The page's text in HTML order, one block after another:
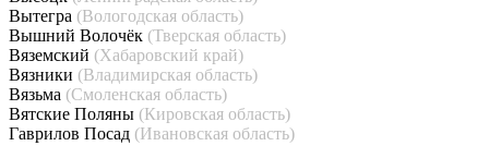
Вытегра (Вологодская область)
Вышний Волочёк (Тверская область)
Вяземский (Хабаровский край)
Вязники (Владимирская область)
Вязьма (Смоленская область)
Вятские Поляны (Кировская область)
Гаврилов Посад (Ивановская область)